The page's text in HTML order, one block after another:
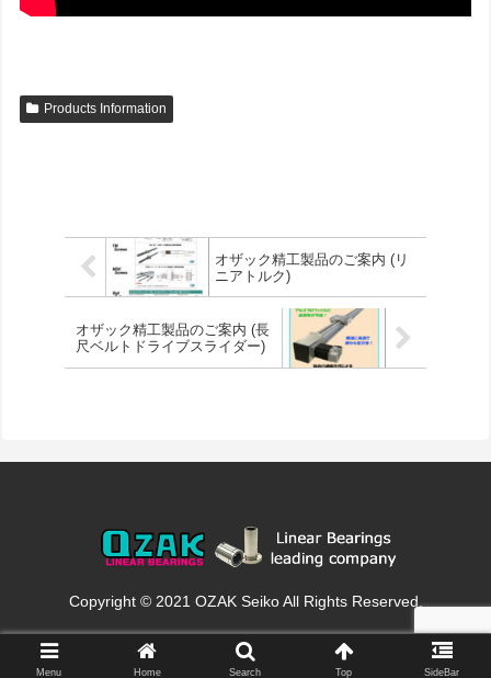
Products Information
オザック精工製品のご案内 (リ
ニアトルク)
オザック精工製品のご案内 (長
尺ベルトドライブスライダー)
Copyright © 2021 OZAK Seiko All Rights Reserved.
Menu Home Search Top SideBar